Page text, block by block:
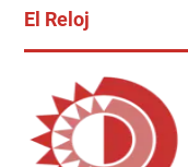
El Reloj